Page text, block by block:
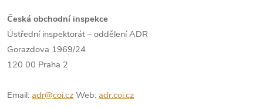
Česká obchodní inspekce
Ústřední inspektorát – oddělení ADR
Gorazdova 1969/24
120 00 Praha 2
Email: adr@coi.cz Web: adr.coi.cz